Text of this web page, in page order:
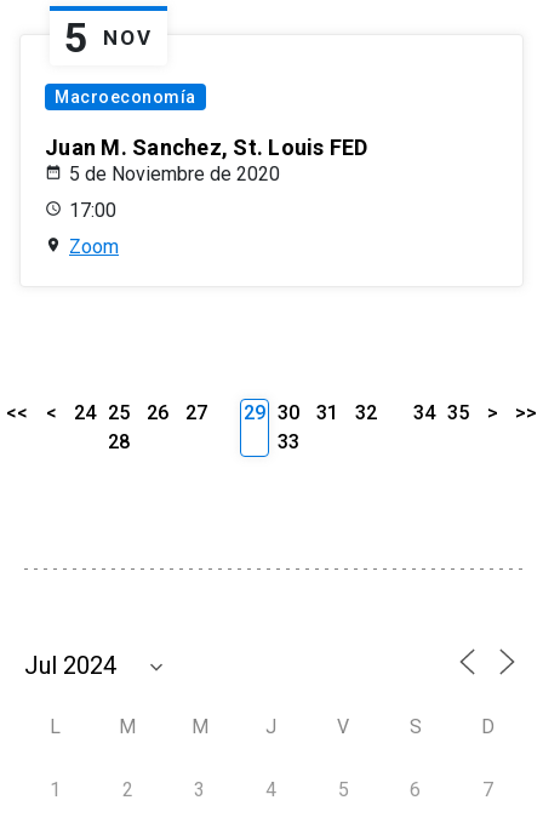
5 NOV
Macroeconomía
Juan M. Sanchez, St. Louis FED
5 de Noviembre de 2020
17:00
Zoom
<< < 24 25 26
27
28
29 30 31
32
33
34 35 > >>
L M M J V S D
1 2 3 4 5 6 7